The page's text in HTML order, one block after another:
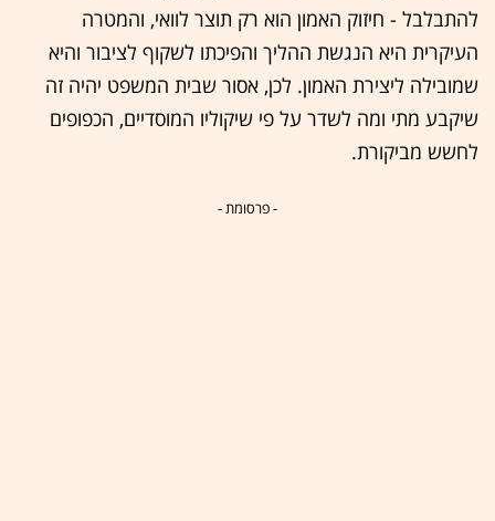
להתבלבל - חיזוק האמון הוא רק תוצר לוואי, והמטרה
העיקרית היא הנגשת ההליך והפיכתו לשקוף לציבור והיא
שמובילה ליצירת האמון. לכן, אסור שבית המשפט יהיה זה
שיקבע מתי ומה לשדר על פי שיקוליו המוסדיים, הכפופים
לחשש מביקורת.
- פרסומת -